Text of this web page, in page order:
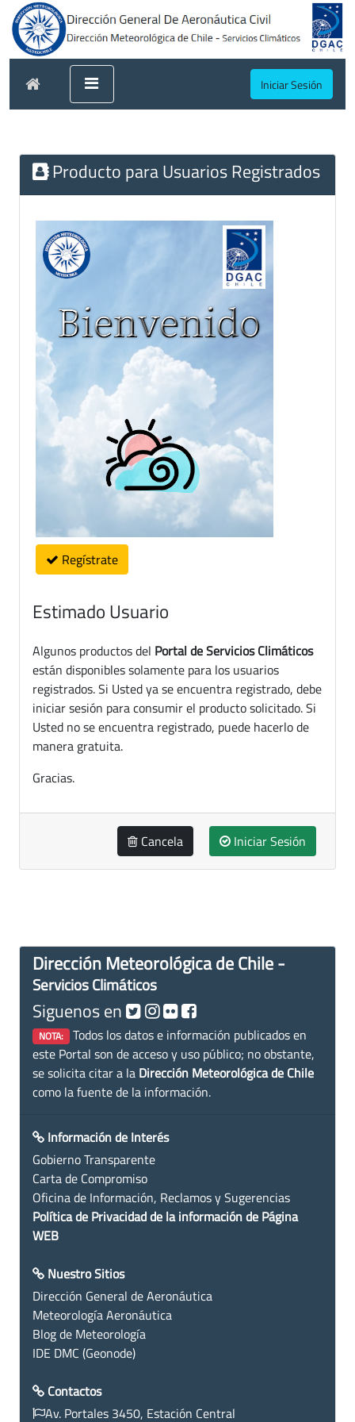
Iniciar Sesión
Producto para Usuarios Registrados
Regístrate
Estimado Usuario
Algunos productos del Portal de Servicios Climáticos
están disponibles solamente para los usuarios
registrados. Si Usted ya se encuentra registrado, debe
iniciar sesión para consumir el producto solicitado. Si
Usted no se encuentra registrado, puede hacerlo de
manera gratuita.
Gracias.
Cancela Iniciar Sesión
Dirección Meteorológica de Chile -
Servicios Climáticos
Siguenos en
NOTA: Todos los datos e información publicados en
este Portal son de acceso y uso público; no obstante,
se solicita citar a la Dirección Meteorológica de Chile
como la fuente de la información.
Información de Interés
Gobierno Transparente
Carta de Compromiso
Oficina de Información, Reclamos y Sugerencias
Política de Privacidad de la información de Página
WEB
Nuestro Sitios
Dirección General de Aeronáutica
Meteorología Aeronáutica
Blog de Meteorología
IDE DMC (Geonode)
Contactos
Av. Portales 3450, Estación Central